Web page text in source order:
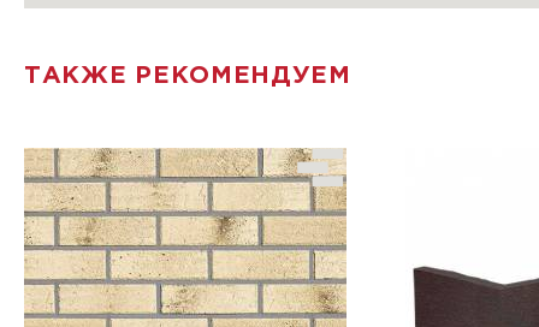
ТАКЖЕ РЕКОМЕНДУЕМ